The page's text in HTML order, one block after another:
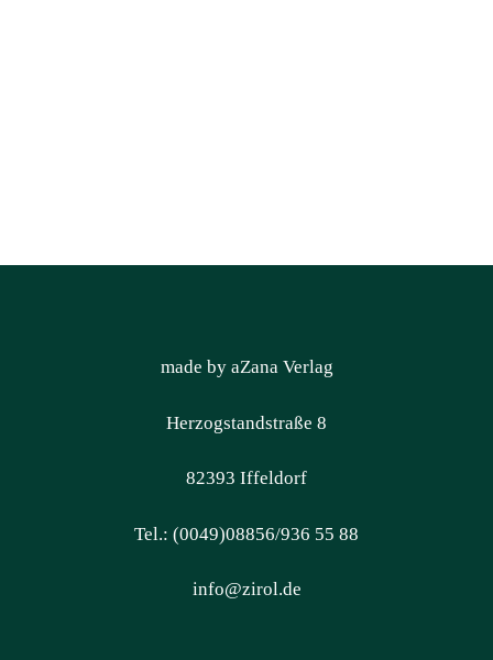
made by aZana Verlag
Herzogstandstraße 8
82393 Iffeldorf
Tel.: (0049)08856/936 55 88
info@zirol.de